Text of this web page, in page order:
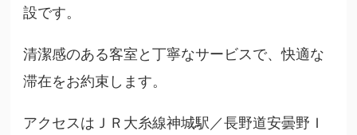
設です。
清潔感のある客室と丁寧なサービスで、快適な
滞在をお約束します。
アクセスはＪＲ大糸線神城駅／長野道安曇野Ｉ